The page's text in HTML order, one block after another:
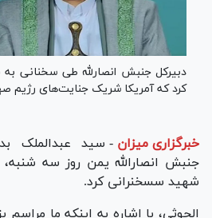
دبیرکل جنبش انصارلله طی سخنانی
کرد که آمریکا شریک جنایت‌های رژیم
خبرگزاری میزان - سید عبدالملک
شهید سسخنرانی کرد.
الحوثی، با اشاره به اینکه ما